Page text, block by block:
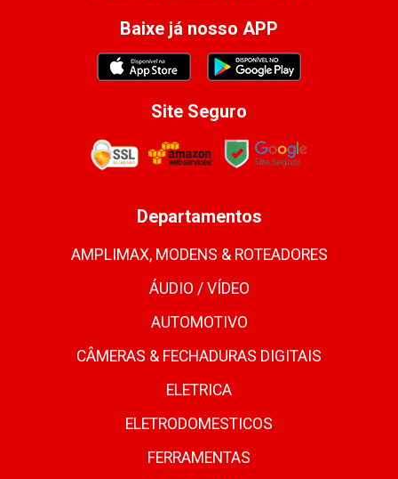
Baixe já nosso APP
Site Seguro
Departamentos
AMPLIMAX, MODENS & ROTEADORES
ÁUDIO / VÍDEO
AUTOMOTIVO
CÂMERAS & FECHADURAS DIGITAIS
ELETRICA
ELETRODOMESTICOS
FERRAMENTAS